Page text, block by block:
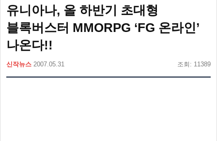
유니아나, 올 하반기 초대형
블록버스터 MMORPG ‘FG 온라인’
나온다!!
신작뉴스 2007.05.31 조회: 11389